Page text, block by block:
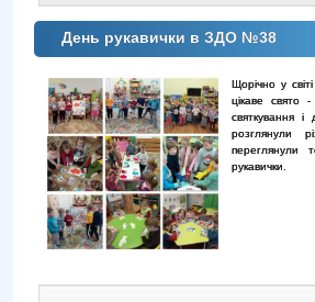
День рукавички в ЗДО №38
Щорічно у
цікаве свято
святкування і
розглянули
переглянули
рукавички.